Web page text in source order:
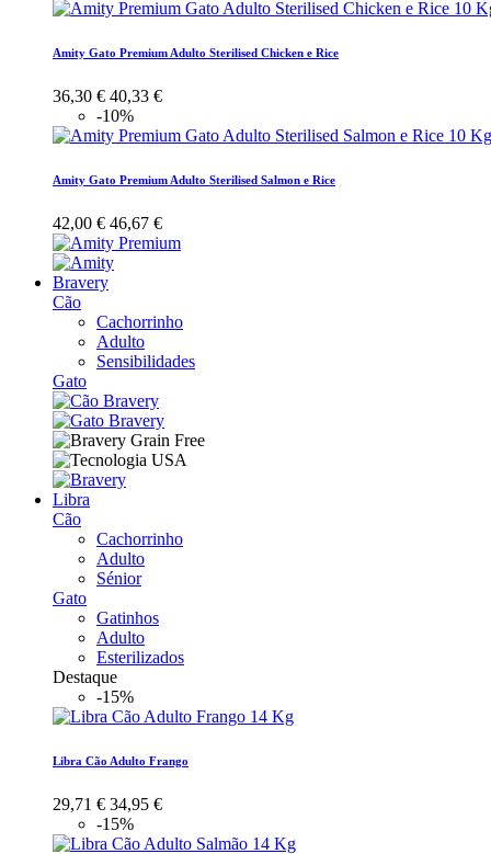
Amity Gato Premium Adulto Sterilised Chicken e Rice
36,30 € 40,33 €
-10%
Amity Gato Premium Adulto Sterilised Salmon e Rice
42,00 € 46,67 €
Bravery
Cão
Cachorrinho
Adulto
Sensibilidades
Gato
Libra
Cão
Cachorrinho
Adulto
Sénior
Gato
Gatinhos
Adulto
Esterilizados
Destaque
-15%
Libra Cão Adulto Frango
29,71 € 34,95 €
-15%